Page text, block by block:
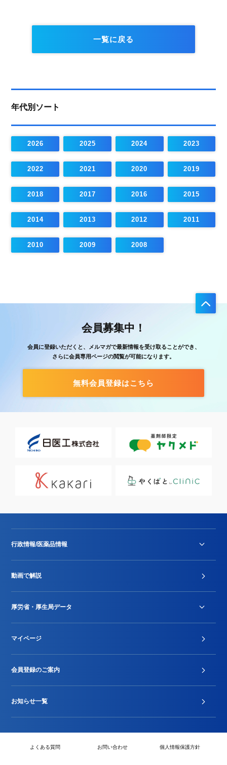
一覧に戻る
年代別ソート
2026 2025 2024 2023
2022 2021 2020 2019
2018 2017 2016 2015
2014 2013 2012 2011
2010 2009 2008
会員募集中！
会員に登録いただくと、メルマガで最新情報を受け取ることができ、
さらに会員専用ページの閲覧が可能になります。
無料会員登録はこちら
行政情報/医薬品情報
Stu-GEレポート
動画で解説
厚労省・厚生局データ
2024年度新設項目届出状況
マイページ
会員登録のご案内
お知らせ一覧
よくある質問 お問い合わせ 個人情報保護方針